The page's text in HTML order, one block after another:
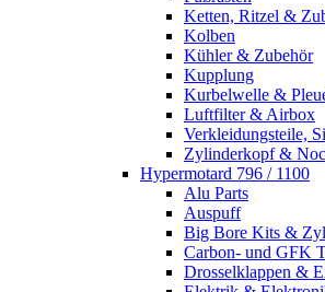
Ketten, Ritzel &
Kolben
Kühler & Zubehör
Kupplung
Kurbelwelle &
Luftfilter & Airbox
Verkleidungsteile,
Zylinderkopf &
Hypermotard 796 / 1100
Alu Parts
Auspuff
Big Bore Kits &
Carbon- und GFK
Drosselklappen &